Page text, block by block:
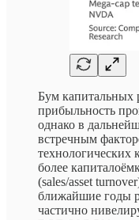
Бум капитальных
прибыльность
однако в
встречным
технологических
более
(sales/asset
ближайшие годы
частично